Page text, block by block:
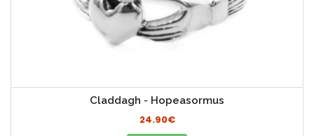
Claddagh - Hopeasormus
24.90€